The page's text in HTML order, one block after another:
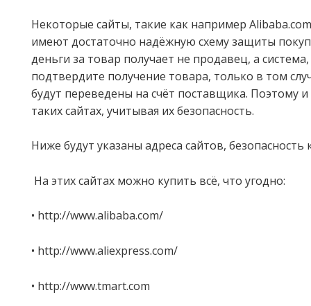
Некоторые сайты, такие как например
имеют достаточно надёжную схему защиты
деньги за товар получает не продавец, а
подтвердите получение товара, только в том
будут переведены на счёт поставщика. Поэтому
таких сайтах, учитывая их безопасность.
Ниже будут указаны адреса сайтов,
На этих сайтах можно купить всё, что угодно:
• http://www.alibaba.com/
• http://www.aliexpress.com/
• http://www.tmart.com